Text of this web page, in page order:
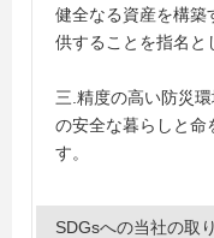
健全なる資産を構築
供することを指名と
三.精度の高い防災
の安全な暮らしと命
す。
SDGsへの当社の取